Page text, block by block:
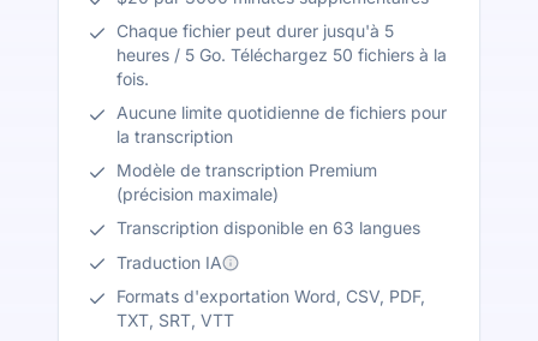
Chaque fichier peut durer jusqu'à 5
heures / 5 Go. Téléchargez 50 fichiers à la
fois.
Aucune limite quotidienne de fichiers pour
la transcription
Modèle de transcription Premium
(précision maximale)
Transcription disponible en 63 langues
Traduction IA
Formats d'exportation Word, CSV, PDF,
TXT, SRT, VTT